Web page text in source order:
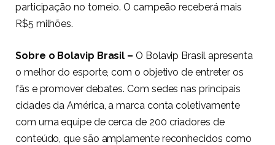
participação no torneio. O campeão receberá mais
R$5 milhões.
Sobre o Bolavip Brasil –O Bolavip Brasil apresenta
o melhor do esporte, com o objetivo de entreter os
fãs e promover debates. Com sedes nas principais
cidades da América, a marca conta coletivamente
com uma equipe de cerca de 200 criadores de
conteúdo, que são amplamente reconhecidos como